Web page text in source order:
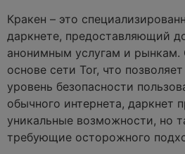
Кракен – это
даркнете, предоставляющий
анонимным услугам и рынкам.
основе сети Tor, что
уровень безопасности
обычного интернета, даркнет
уникальные возможности, но
требующие осторожного